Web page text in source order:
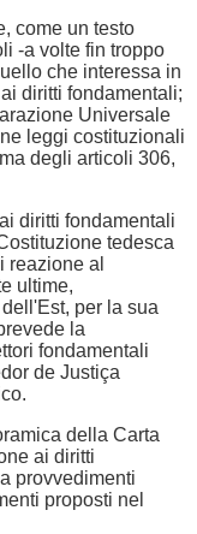
come un testo
-a volte fin troppo
che interessa in
diritti fondamentali;
Universale
leggi costituzionali
degli articoli 306,
diritti fondamentali
tedesca
reazione al
ultime,
per la sua
la
fondamentali
de Justiça
della Carta
ai diritti
provvedimenti
proposti nel